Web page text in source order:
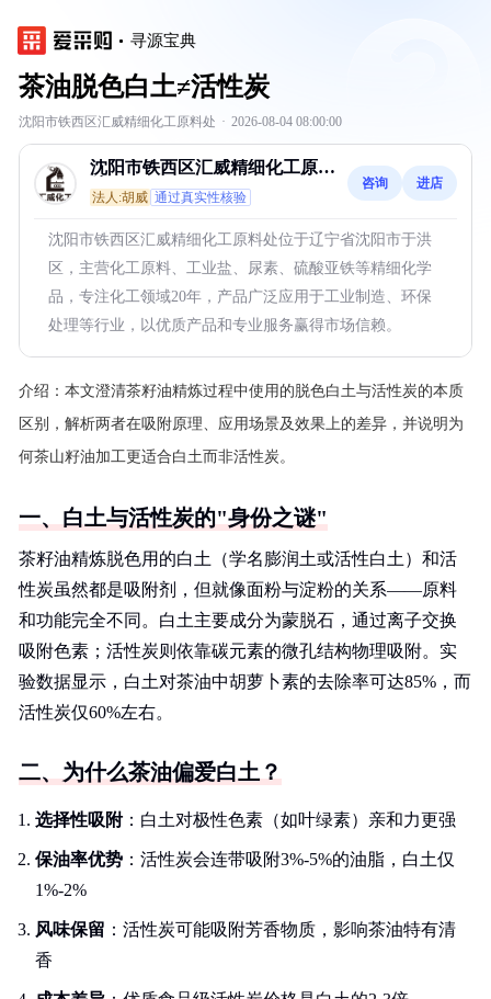
寻源宝典
茶油脱色白土≠活性炭
沈阳市铁西区汇威精细化工原料处 · 2026-08-04 08:00:00
沈阳市铁西区汇威精细化工原料
处
法人:胡威 通过真实性核验
咨询 进店
沈阳市铁西区汇威精细化工原料处位于辽宁省沈阳市于洪
区，主营化工原料、工业盐、尿素、硫酸亚铁等精细化学
品，专注化工领域20年，产品广泛应用于工业制造、环保
处理等行业，以优质产品和专业服务赢得市场信赖。
介绍： 本文澄清茶籽油精炼过程中使用的脱色白土与活性炭的本质
区别，解析两者在吸附原理、应用场景及效果上的差异，并说明为
何茶山籽油加工更适合白土而非活性炭。
一、白土与活性炭的"身份之谜"
茶籽油精炼脱色用的白土（学名膨润土或活性白土）和活
性炭虽然都是吸附剂，但就像面粉与淀粉的关系——原料
和功能完全不同。白土主要成分为蒙脱石，通过离子交换
吸附色素；活性炭则依靠碳元素的微孔结构物理吸附。实
验数据显示，白土对茶油中胡萝卜素的去除率可达85%，而
活性炭仅60%左右。
二、为什么茶油偏爱白土？
选择性吸附：白土对极性色素（如叶绿素）亲和力更强
保油率优势 ：活性炭会连带吸附3%-5%的油脂，白土仅
1%-2%
风味保留 ：活性炭可能吸附芳香物质，影响茶油特有清
香